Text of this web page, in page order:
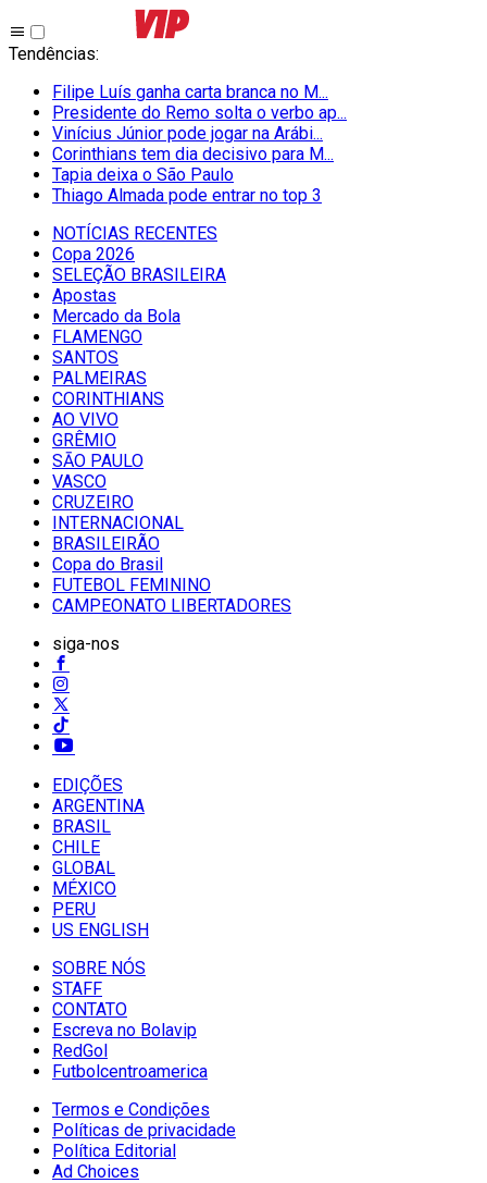
Tendências:
Filipe Luís ganha carta branca no M...
Presidente do Remo solta o verbo ap...
Vinícius Júnior pode jogar na Arábi...
Corinthians tem dia decisivo para M...
Tapia deixa o São Paulo
Thiago Almada pode entrar no top 3
NOTÍCIAS RECENTES
Copa 2026
SELEÇÃO BRASILEIRA
Apostas
Mercado da Bola
FLAMENGO
SANTOS
PALMEIRAS
CORINTHIANS
AO VIVO
GRÊMIO
SĀO PAULO
VASCO
CRUZEIRO
INTERNACIONAL
BRASILEIRÃO
Copa do Brasil
FUTEBOL FEMININO
CAMPEONATO LIBERTADORES
siga-nos
EDIÇÕES
ARGENTINA
BRASIL
CHILE
GLOBAL
MÉXICO
PERU
US ENGLISH
SOBRE NÓS
STAFF
CONTATO
Escreva no Bolavip
RedGol
Futbolcentroamerica
Termos e Condições
Políticas de privacidade
Política Editorial
Ad Choices